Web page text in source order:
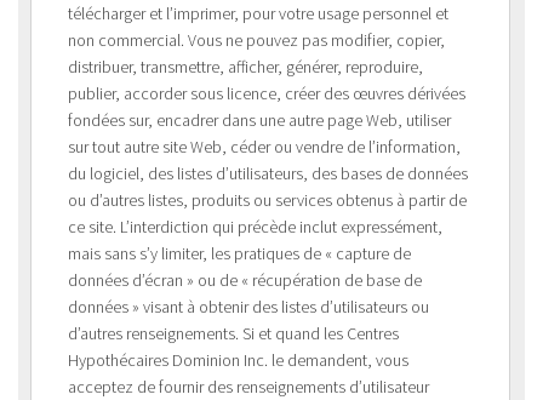
télécharger et l’imprimer, pour votre usage personnel et
non commercial. Vous ne pouvez pas modifier, copier,
distribuer, transmettre, afficher, générer, reproduire,
publier, accorder sous licence, créer des œuvres dérivées
fondées sur, encadrer dans une autre page Web, utiliser
sur tout autre site Web, céder ou vendre de l’information,
du logiciel, des listes d’utilisateurs, des bases de données
ou d’autres listes, produits ou services obtenus à partir de
ce site. L’interdiction qui précède inclut expressément,
mais sans s’y limiter, les pratiques de « capture de
données d’écran » ou de « récupération de base de
données » visant à obtenir des listes d’utilisateurs ou
d’autres renseignements. Si et quand les Centres
Hypothécaires Dominion Inc. le demandent, vous
acceptez de fournir des renseignements d’utilisateur